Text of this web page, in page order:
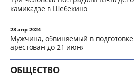
камикадзе в Шебекино
23 апр 2024
Мужчина, обвиняемый в подготовке
арестован до 21 июня
ОБЩЕСТВО